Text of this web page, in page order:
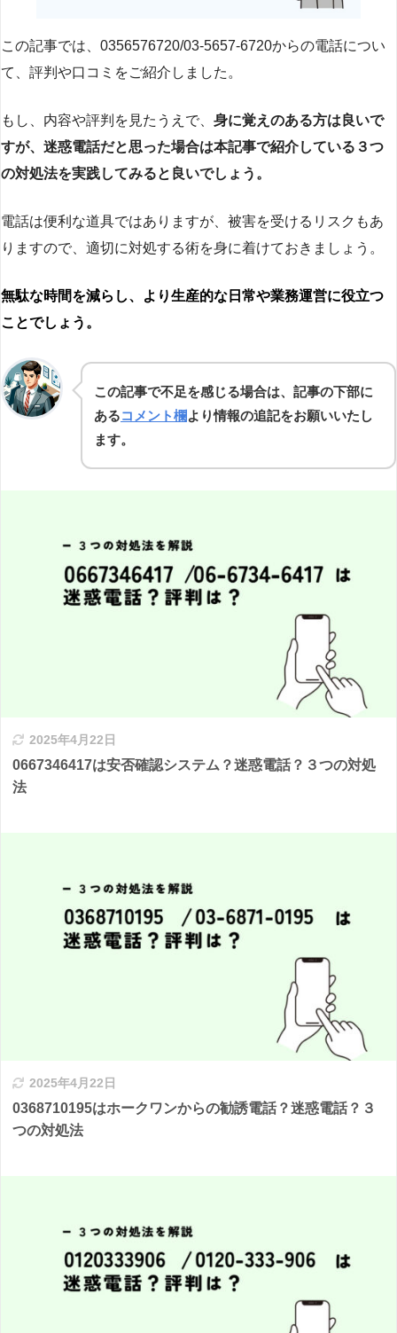
この記事では、0356576720/03-5657-6720からの電話につい
て、評判や口コミをご紹介しました。
もし、内容や評判を見たうえで、 身に覚えのある方は良いで
すが、迷惑電話だと思った場合は本記事で紹介している３つ
の対処法を実践してみると良いでしょう。
電話は便利な道具ではありますが、被害を受けるリスクもあ
りますので、適切に対処する術を身に着けておきましょう。
無駄な時間を減らし、より生産的な日常や業務運営に役立つ
ことでしょう。
この記事で不足を感じる場合は、記事の下部に
あるコメント欄より情報の追記をお願いいたし
ます。
2025年4月22日
0667346417は安否確認システム？迷惑電話？３つの対処
法
2025年4月22日
0368710195はホークワンからの勧誘電話？迷惑電話？３
つの対処法